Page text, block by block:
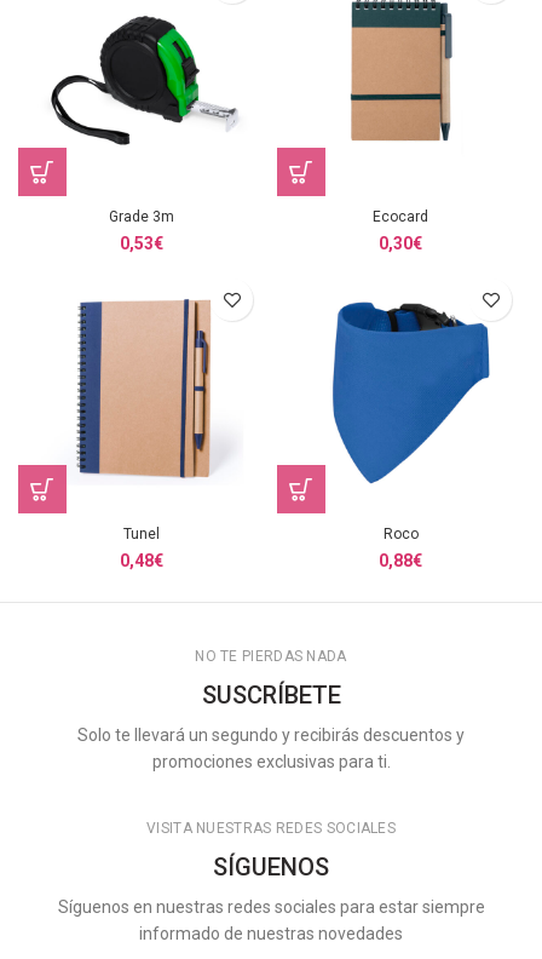
Grade 3m
0,53€
Ecocard
0,30€
Tunel
0,48€
Roco
0,88€
NO TE PIERDAS NADA
SUSCRÍBETE
Solo te llevará un segundo y recibirás descuentos y
promociones exclusivas para ti.
VISITA NUESTRAS REDES SOCIALES
SÍGUENOS
Síguenos en nuestras redes sociales para estar siempre
informado de nuestras novedades